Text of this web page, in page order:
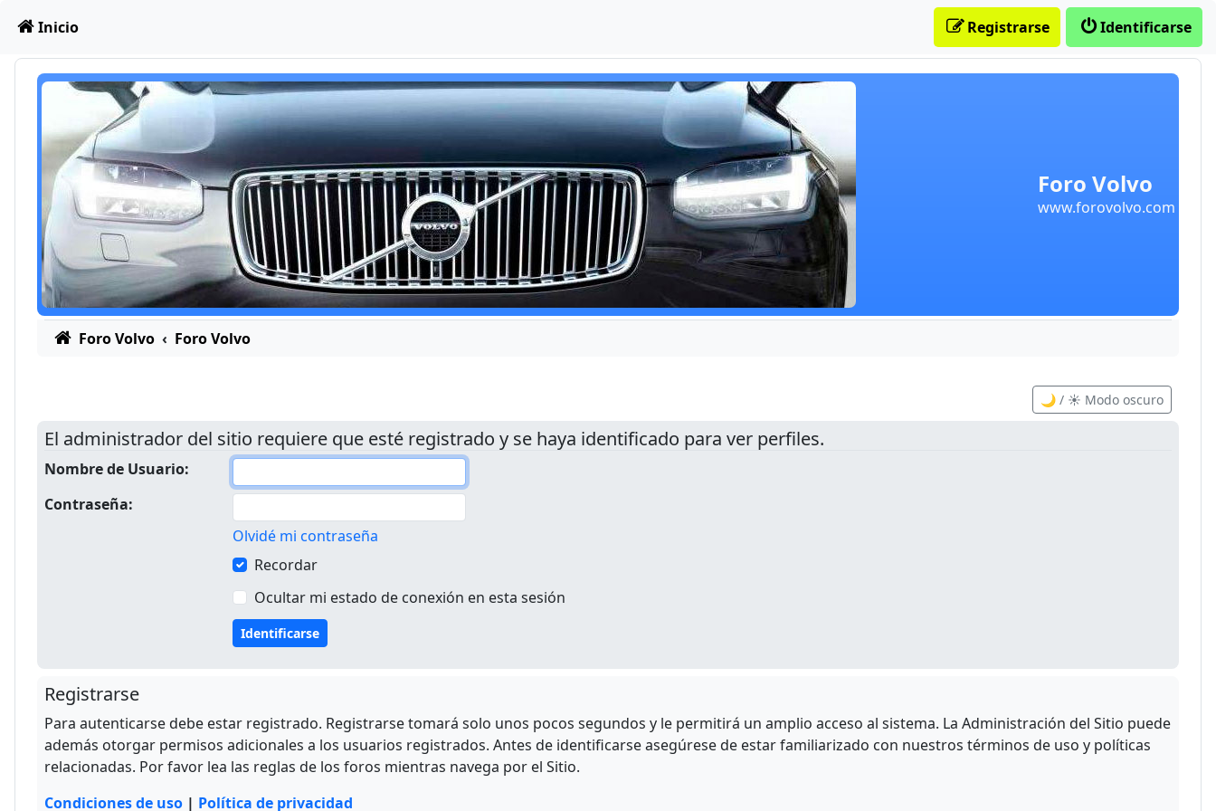
Obviar
Foro Volvo
www.forovolvo.com
Inicio Identificarse
Registrarse
Foro Volvo Foro Volvo
🌙 / ☀️ Modo oscuro
El administrador del sitio requiere que esté registrado y se haya identificado para ver perfiles.
Nombre de Usuario:
Contraseña:
Olvidé mi contraseña
Recordar
Ocultar mi estado de conexión en esta sesión
Registrarse
Para autenticarse debe estar registrado. Registrarse tomará solo unos pocos segundos y le permitirá un amplio acceso al sistema. La Administración del Sitio puede
además otorgar permisos adicionales a los usuarios registrados. Antes de identificarse asegúrese de estar familiarizado con nuestros términos de uso y políticas
relacionadas. Por favor lea las reglas de los foros mientras navega por el Sitio.
Condiciones de uso | Política de privacidad